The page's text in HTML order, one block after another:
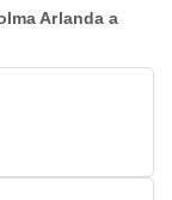
Arlanda a